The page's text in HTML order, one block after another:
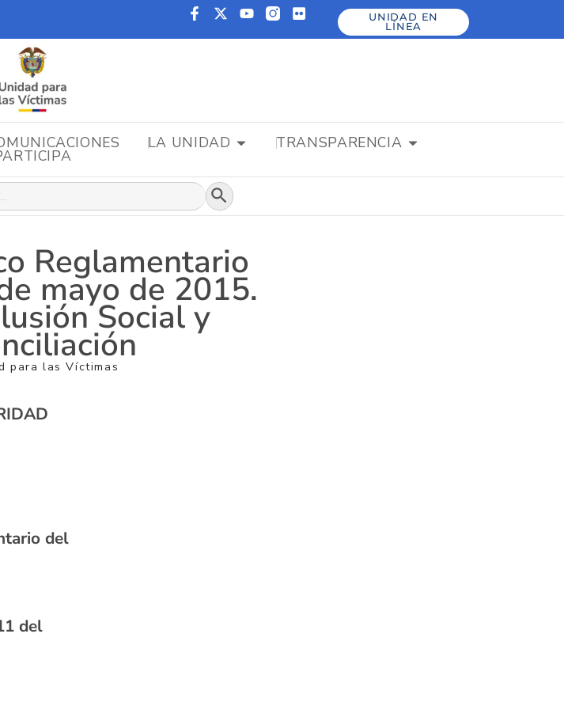
UNIDAD EN
LÍNEA
LA UNIDAD TRANSPARENCIA
Botón de búsqueda
Reglamentario
mayo de 2015.
Social y
para las Víctimas
del
del